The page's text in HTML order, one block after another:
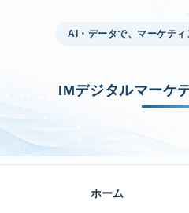
AI・データで、マーケテ
IMデジタルマーケ
ホーム